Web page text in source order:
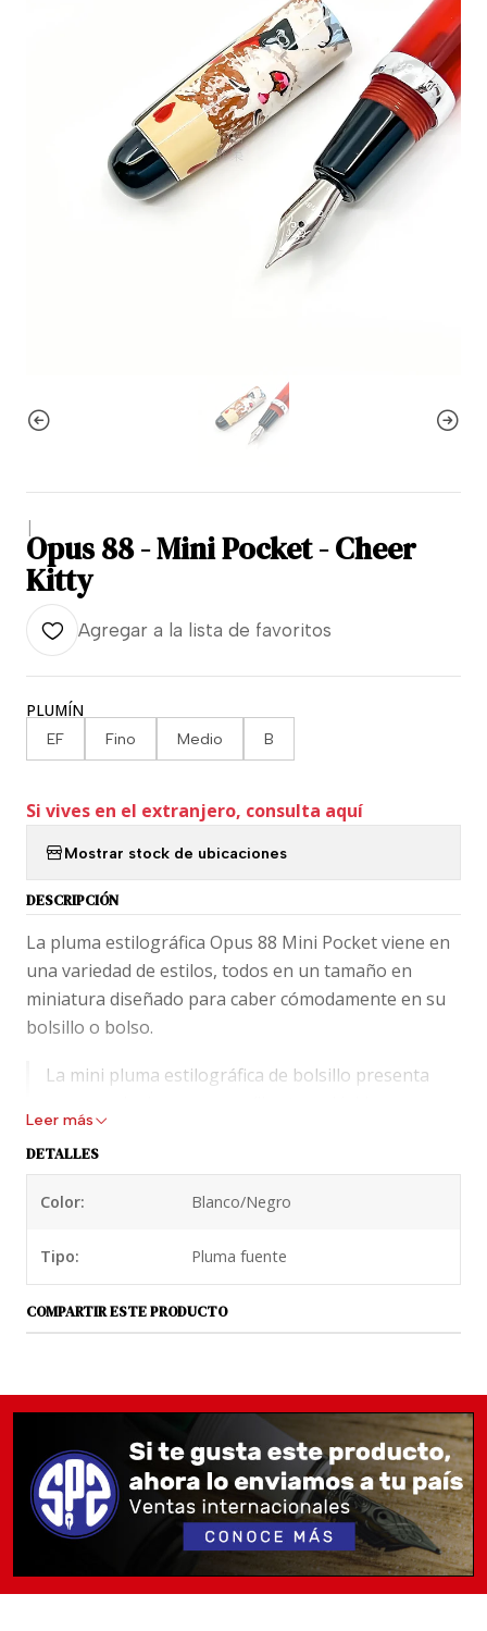
|
Opus 88 - Mini Pocket - Cheer
Kitty
Agregar a la lista de favoritos
PLUMÍN
EF Fino Medio B
Si vives en el extranjero, consulta aquí
Mostrar stock de ubicaciones
DESCRIPCIÓN
La pluma estilográfica Opus 88 Mini Pocket viene en
una variedad de estilos, todos en un tamaño en
miniatura diseñado para caber cómodamente en su
bolsillo o bolso.
La mini pluma estilográfica de bolsillo presenta
acentuado con un clip de acero inoxidable. Un
bolígrafo con cuentagotas y un mecanismo de
Opus 88 Mini Pocket Cheer Kitty viene con un
hermoso gato en su tapa. El gato fue diseñado por
un artista japonés y bebe vino con una gran
gato chileno?
Tenga en cuenta que los lotes más nuevos del
bolígrafo Opus 88 Mini Pocket tienen tapas
que se pueden postear (poner la tapa atrás). Es
posible que gire en el extremo del cilindro
Leer más
DETALLES
Color: Blanco/Negro
Tipo: Pluma fuente
COMPARTIR ESTE PRODUCTO